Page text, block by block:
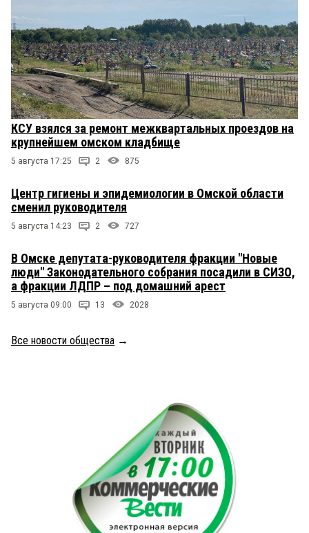
КСУ взялся за ремонт межквартальных проездов на
крупнейшем омском кладбище
5 августа 17:25 2 875
Центр гигиены и эпидемиологии в Омской области
сменил руководителя
5 августа 14:23 2 727
В Омске депутата-руководителя фракции "Новые
люди" Законодательного собрания посадили в СИЗО,
а фракции ЛДПР – под домашний арест
5 августа 09:00 13 2028
Все новости общества →